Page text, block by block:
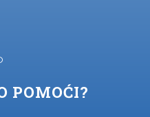
POMOĆI?